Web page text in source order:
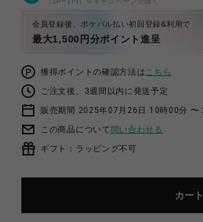
会員登録後、ポケパル払い初回登録&利用で
最大1,500円分ポイント進呈
獲得ポイントの確認方法はこちら
ご注文後、3週間以内に発送予定
販売期間 2025年07月26日 10時00分
この商品について 問い合わせる
ギフト：ラッピング不可
カー